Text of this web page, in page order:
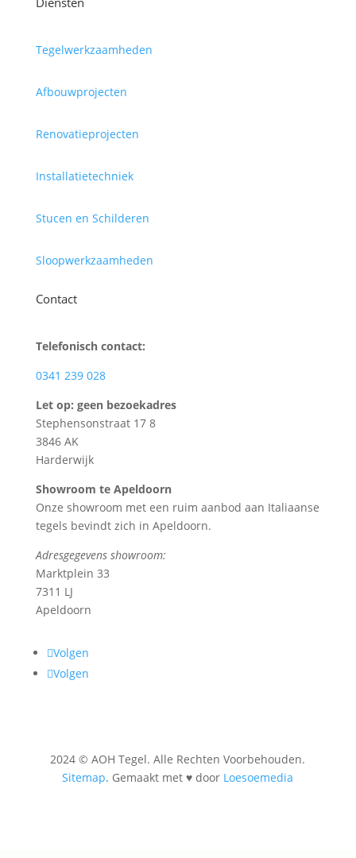
Tegelwerkzaamheden
Afbouwprojecten
Renovatieprojecten
Installatietechniek
Stucen en Schilderen
Sloopwerkzaamheden
Contact
Telefonisch contact:
0341 239 028
Let op: geen bezoekadres
Stephensonstraat 17 8
3846 AK
Harderwijk
Showroom te Apeldoorn
Onze showroom met een ruim aanbod aan Italiaanse
tegels bevindt zich in Apeldoorn.
Adresgegevens showroom:
Marktplein 33
7311 LJ
Apeldoorn
Volgen
Volgen
2024 © AOH Tegel. Alle Rechten Voorbehouden.
Sitemap. Gemaakt met ♥ door Loesoemedia